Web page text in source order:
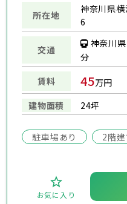
所在地
神奈川県
6
交通
神奈川県
分
賃料
45万円
建物面積
24坪
駐車場あり 2階
お気に入り